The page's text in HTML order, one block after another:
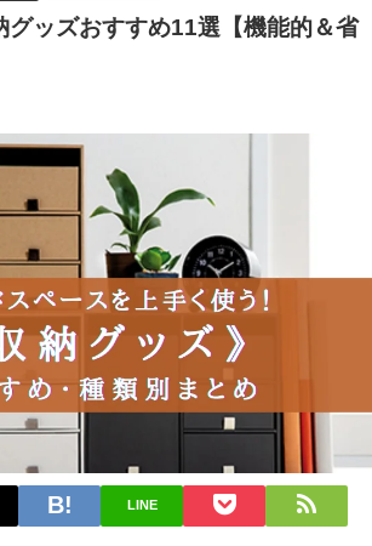
グッズおすすめ11選【機能的＆省
LINE